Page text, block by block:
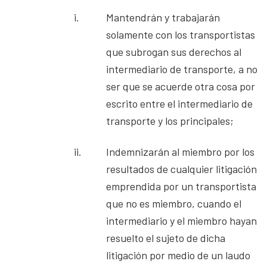
i.
Mantendrán y trabajarán
solamente con los transportistas
que subrogan sus derechos al
intermediario de transporte, a no
ser que se acuerde otra cosa por
escrito entre el intermediario de
transporte y los principales;
ii.
Indemnizarán al miembro por los
resultados de cualquier litigación
emprendida por un transportista
que no es miembro, cuando el
intermediario y el miembro hayan
resuelto el sujeto de dicha
litigación por medio de un laudo